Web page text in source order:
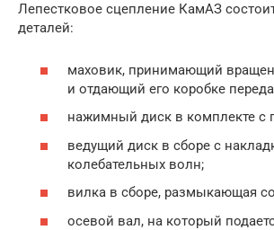
Лепестковое сцепление КамАЗ
деталей:
маховик, принимающий
и отдающий его коробке
нажимный диск в комплекте с
ведущий диск в сборе с
колебательных волн;
вилка в сборе, размыкающая
осевой вал, на который